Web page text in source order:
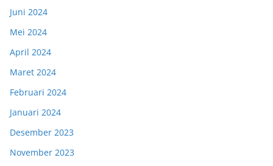
Juni 2024
Mei 2024
April 2024
Maret 2024
Februari 2024
Januari 2024
Desember 2023
November 2023